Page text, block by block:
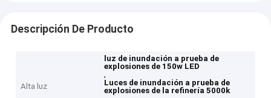
Descripción De Producto
Alta luz
luz de inundación a prueba de
explosiones de 150w LED
,
Luces de inundación a prueba de
explosiones de la refinería 5000k